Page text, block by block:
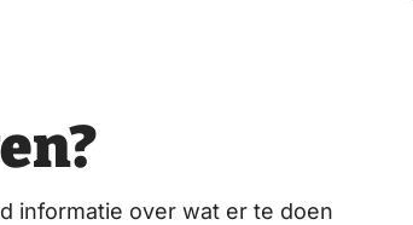
informatie over wat er te doen